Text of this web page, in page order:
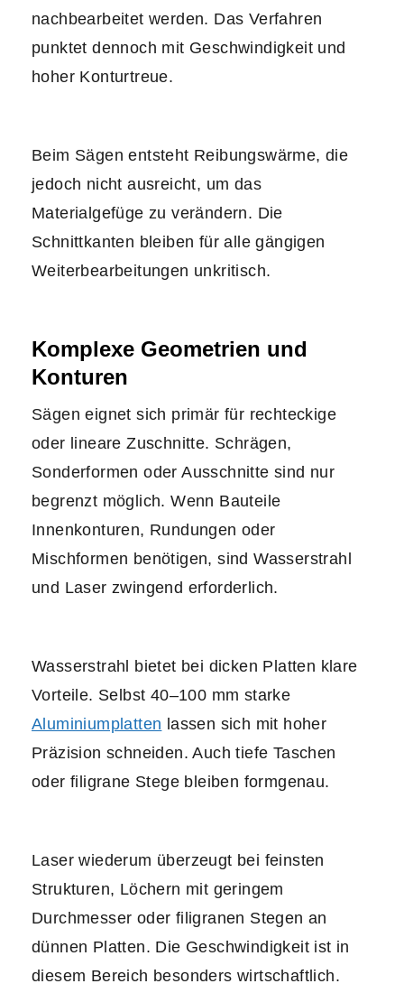
nachbearbeitet werden. Das Verfahren
punktet dennoch mit Geschwindigkeit und
hoher Konturtreue.
Beim Sägen entsteht Reibungswärme, die
jedoch nicht ausreicht, um das
Materialgefüge zu verändern. Die
Schnittkanten bleiben für alle gängigen
Weiterbearbeitungen unkritisch.
Komplexe Geometrien und
Konturen
Sägen eignet sich primär für rechteckige
oder lineare Zuschnitte. Schrägen,
Sonderformen oder Ausschnitte sind nur
begrenzt möglich. Wenn Bauteile
Innenkonturen, Rundungen oder
Mischformen benötigen, sind Wasserstrahl
und Laser zwingend erforderlich.
Wasserstrahl bietet bei dicken Platten klare
Vorteile. Selbst 40–100 mm starke
Aluminiumplatten lassen sich mit hoher
Präzision schneiden. Auch tiefe Taschen
oder filigrane Stege bleiben formgenau.
Laser wiederum überzeugt bei feinsten
Strukturen, Löchern mit geringem
Durchmesser oder filigranen Stegen an
dünnen Platten. Die Geschwindigkeit ist in
diesem Bereich besonders wirtschaftlich.